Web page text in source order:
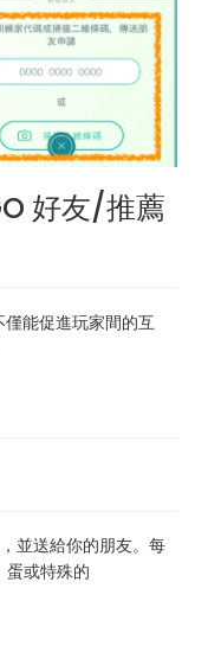
好友/推薦
能促進玩家間的互
並送給你的朋友。每
蛋或特殊的